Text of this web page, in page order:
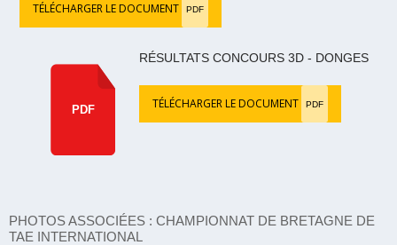
TÉLÉCHARGER LE DOCUMENT PDF
PDF
RÉSULTATS CONCOURS 3D - DONGES
TÉLÉCHARGER LE DOCUMENT PDF
PHOTOS ASSOCIÉES : CHAMPIONNAT DE BRETAGNE DE
TAE INTERNATIONAL